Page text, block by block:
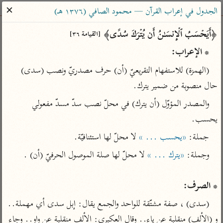
ساهم معنا في نشر القرآن والعلم الشرعي
الباحث القرآني
بحث تفسير
Type 2 or more characters for results.
Type 1 or more
characters for results.
أمّهات
تفسير الطبري
تفسير ابن كثير
تفسير البغوي
فتح البيان للقنوجي
فتح القدير للشوكاني
موسوعات
المختصر في
أيسر التفاسير
الجدول في إعراب القرآن — محمود الصافي (١٣٧٦ هـ)
✕
﴿أَیَحۡسَبُ ٱلۡإِنسَـٰنُ أَن یُتۡرَكَ سُدًى﴾ [القيامة ٣٦]
* الإعراب:
حال منصوبة من ضمير يترك.
يحسب.
جملة: «يحسب ... » لا محلّ لها استئنافيّة.
وجملة: «يترك ... »
* الصرف: